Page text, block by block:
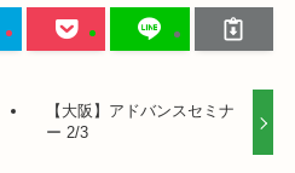
【大阪】アドバンスセミナ
ー 2/3